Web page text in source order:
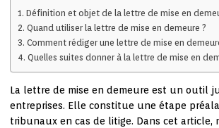
Définition et objet de la lettre de mise en
Quand utiliser la lettre de mise en demeure ?
Comment rédiger une lettre de mise en
Quelles suites donner à la lettre de mise en
La lettre de mise en demeure est un outil
entreprises. Elle constitue une étape
tribunaux en cas de litige. Dans cet article,